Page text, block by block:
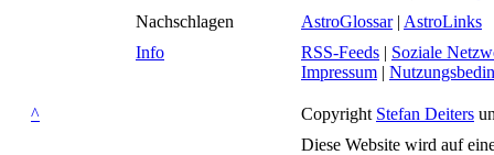
Nachschlagen
AstroGlossar| AstroLinks
Info
RSS-Feeds | Soziale
Impressum |
^ Copyright Stefan Deiters
Diese Website wird auf